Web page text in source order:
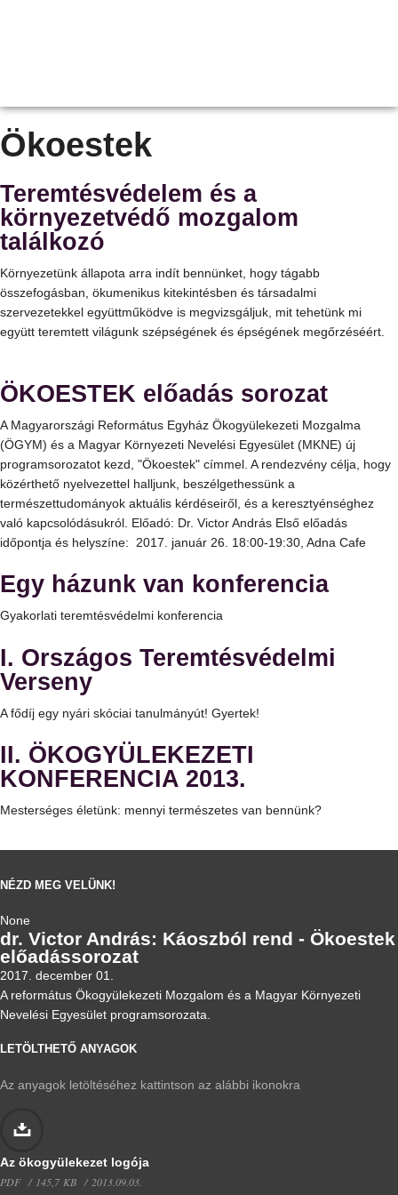
Ökoestek
Teremtésvédelem és a
környezetvédő mozgalom
találkozó
Környezetünk állapota arra indít bennünket, hogy tágabb
összefogásban, ökumenikus kitekintésben és társadalmi
szervezetekkel együttműködve is megvizsgáljuk, mit tehetünk mi
együtt teremtett világunk szépségének és épségének megőrzéséért.
ÖKOESTEK előadás sorozat
A Magyarországi Református Egyház Ökogyülekezeti Mozgalma
(ÖGYM) és a Magyar Környezeti Nevelési Egyesület (MKNE) új
programsorozatot kezd, "Ökoestek" címmel. A rendezvény célja, hogy
közérthető nyelvezettel halljunk, beszélgethessünk a
természettudományok aktuális kérdéseiről, és a keresztyénséghez
való kapcsolódásukról. Előadó: Dr. Victor András Első előadás
időpontja és helyszíne: 2017. január 26. 18:00-19:30, Adna Cafe
Egy házunk van konferencia
Gyakorlati teremtésvédelmi konferencia
I. Országos Teremtésvédelmi
Verseny
A fődíj egy nyári skóciai tanulmányút! Gyertek!
II. ÖKOGYÜLEKEZETI
KONFERENCIA 2013.
Mesterséges életünk: mennyi természetes van bennünk?
NÉZD MEG VELÜNK!
None
dr. Victor András: Káoszból rend - Ökoestek
előadássorozat
2017. december 01.
A református Ökogyülekezeti Mozgalom és a Magyar Környezeti
Nevelési Egyesület programsorozata.
LETÖLTHETŐ ANYAGOK
Az anyagok letöltéséhez kattintson az alábbi ikonokra
Az ökogyülekezet logója
PDF
145,7 KB 2013.09.03.